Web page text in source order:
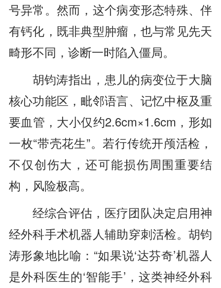
号异常。然而，这个病变形态特殊、伴
有钙化，既非典型肿瘤，也与常见先天
畸形不同，诊断一时陷入僵局。
胡钧涛指出，患儿的病变位于大脑
核心功能区，毗邻语言、记忆中枢及重
要血管，大小仅约2.6cm×1.6cm，形如
一枚“带壳花生”。若行传统开颅活检，
不仅创伤大，还可能损伤周围重要结
构，风险极高。
经综合评估，医疗团队决定启用神
经外科手术机器人辅助穿刺活检。胡钧
涛形象地比喻：“如果说‘达芬奇’机器人
是外科医生的‘智能手’，这类神经外科